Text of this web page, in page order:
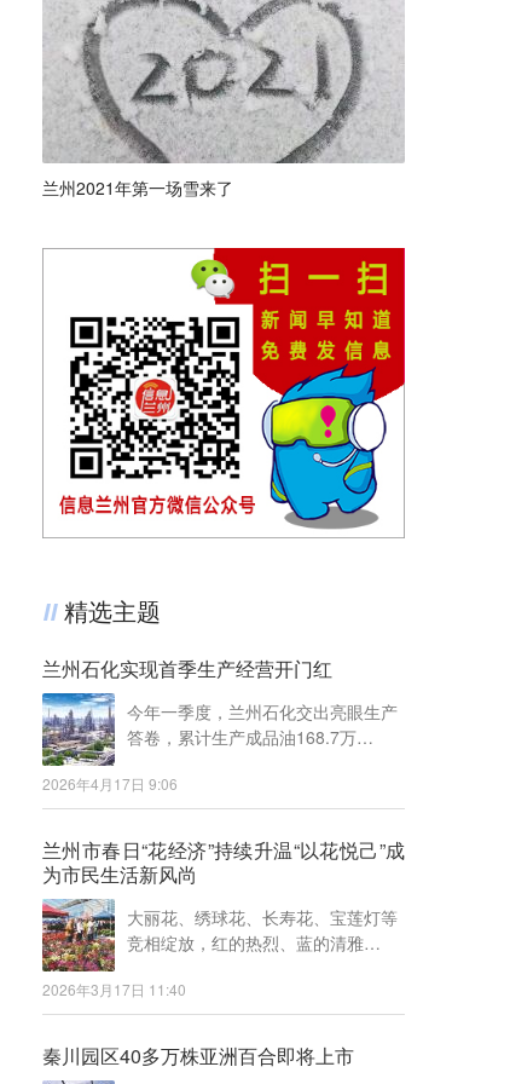
兰州2021年第一场雪来了
精选主题
兰州石化实现首季生产经营开门红
今年一季度，兰州石化交出亮眼生产
答卷，累计生产成品油168.7万…
2026年4月17日 9:06
兰州市春日“花经济”持续升温“以花悦己”成
为市民生活新风尚
大丽花、绣球花、长寿花、宝莲灯等
竞相绽放，红的热烈、蓝的清雅…
2026年3月17日 11:40
秦川园区40多万株亚洲百合即将上市